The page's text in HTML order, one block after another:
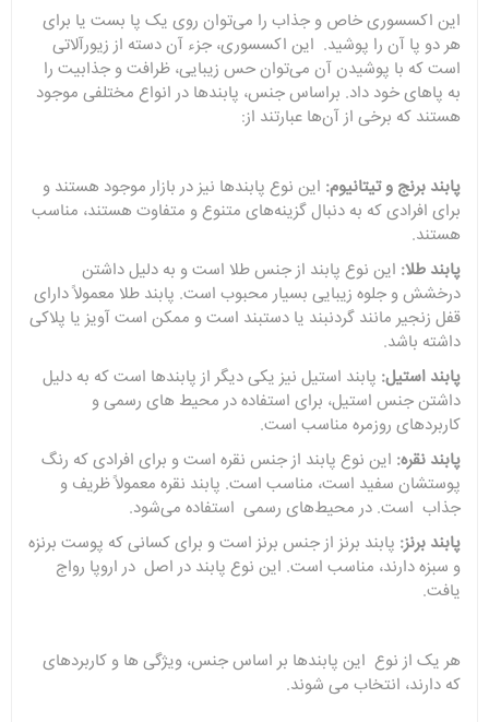
این اکسسوری خاص و جذاب را می‌توان روی یک پا بست یا برای
هر دو پا آن را پوشید. این اکسسوری، جزء آن دسته از زیورآلاتی
است که با پوشیدن آن می‌توان حس زیبایی، ظرافت و جذابیت را
به پاهای خود داد. براساس جنس، پابندها در انواع مختلفی موجود
هستند که برخی از آن‌ها عبارتند از:
پابند برنج و تیتانیوم: این نوع پابندها نیز در بازار موجود هستند و
برای افرادی که به دنبال گزینه‌های متنوع و متفاوت هستند، مناسب
هستند.
پابند طلا: این نوع پابند از جنس طلا است و به دلیل داشتن
درخشش و جلوه زیبایی بسیار محبوب است. پابند طلا معمولاً دارای
قفل زنجیر مانند گردنبند یا دستبند است و ممکن است آویز یا پلاکی
داشته باشد.
پابند استیل: پابند استیل نیز یکی دیگر از پابندها است که به دلیل
داشتن جنس استیل، برای استفاده در محیط های رسمی و
کاربردهای روزمره مناسب است.
پابند نقره: این نوع پابند از جنس نقره است و برای افرادی که رنگ
پوستشان سفید است، مناسب است. پابند نقره معمولاً ظریف و
جذاب است. در محیط‌های رسمی استفاده می‌شود.
پابند برنز: پابند برنز از جنس برنز است و برای کسانی که پوست برنزه
و سبزه دارند، مناسب است. این نوع پابند در اصل در اروپا رواج
یافت.
هر یک از نوع این پابندها بر اساس جنس، ویژگی ها و کاربردهای
که دارند، انتخاب می شوند.